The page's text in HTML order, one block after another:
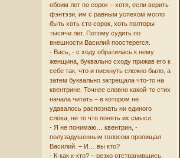
обоим лет по сорок – хотя, если верить
фэнтэзи, им с равным успехом могло
быть хоть сто сорок, хоть полторы
тысячи лет. Потому судить по
внешности Василий поостерегся.
- Вась, - с ходу обратилась к нему
женщина, буквально сходу прижав его к
себе так, что и пискнуть сложно было, а
затем буквально затрещала что-то на
квентрине. Точнее словно какой-то стих
начала читать – в котором не
удавалось распознать ни единого
слова, не то что понять их смысл.
- Я не понимаю… квентрин, -
полузадушенным голосом пропищал
Василий. – И… вы кто?
- К-как к-кто? – резко отстранившись,